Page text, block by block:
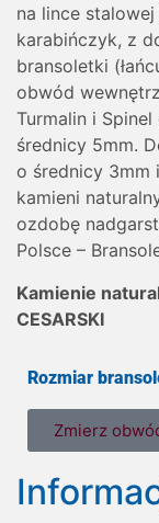
na lince
karabińczyk, z
bransoletki
obwód
Turmalin i
średnicy 5mm.
o średnicy 3mm
kamieni
ozdobę
Polsce –
Kamienie
CESARSKI
Rozmiar
Zmierz